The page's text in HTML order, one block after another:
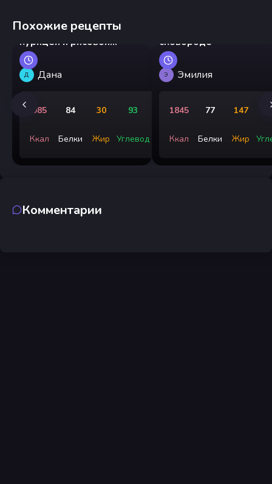
Похожие рецепты
Китайский стир-фрай с
курицей и рисовой
лапшой
Д Дана
985
Ккал
84
Белки
30
Жир
93
Углевод
сковороде
Э Эмилия
1845
Ккал
77
Белки
147
Жир
Комментарии